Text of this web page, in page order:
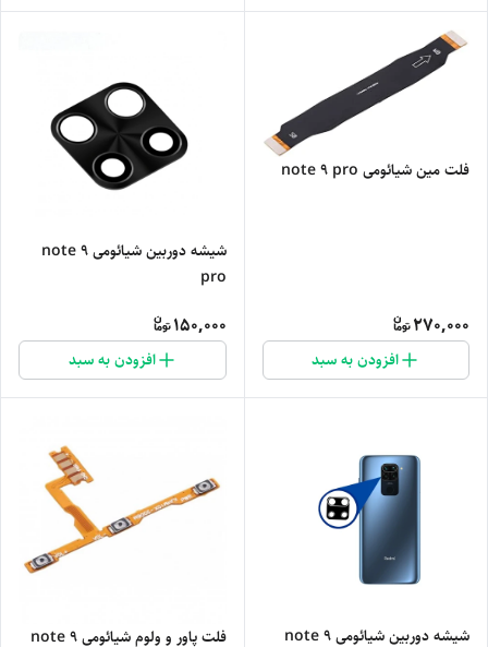
فلت مین شیائومی note 9 pro
270,000
افزودن به سبد
شیشه دوربین شیائومی note 9
pro
150,000
افزودن به سبد
شیشه دوربین شیائومی note 9 فلت پاور و ولوم شیائومی note 9